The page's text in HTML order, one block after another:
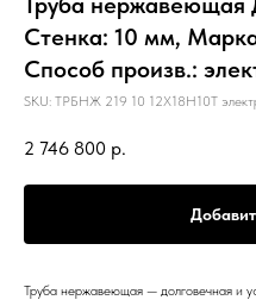
Стенка: 10 мм,
Способ произв.:
SKU: ТРБНЖ 219 10 12Х18Н10Т
2 746 800 р.
Труба нержавеющая — долговечная и